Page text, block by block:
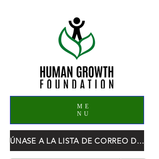
ME
NU
ÚNASE A LA LISTA DE CORREO DE HGF